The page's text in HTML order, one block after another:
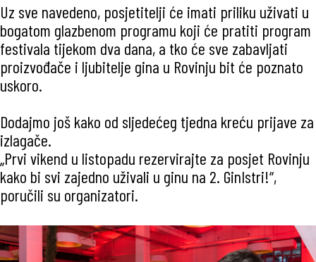
Uz sve navedeno, posjetitelji će imati priliku uživati u
bogatom glazbenom programu koji će pratiti program
festivala tijekom dva dana, a tko će sve zabavljati
proizvođače i ljubitelje gina u Rovinju bit će poznato
uskoro.
Dodajmo još kako od sljedećeg tjedna kreću prijave za
izlagače.
„Prvi vikend u listopadu rezervirajte za posjet Rovinju
kako bi svi zajedno uživali u ginu na 2. GinIstri!“,
poručili su organizatori.